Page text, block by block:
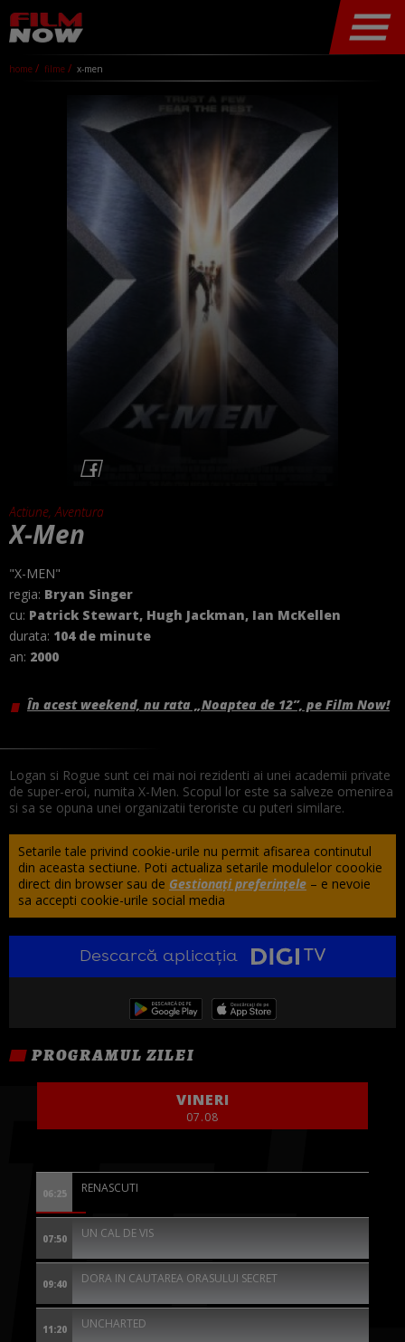
home filme x-men
Actiune, Aventura
X-Men
"X-MEN"
regia: Bryan Singer
cu: Patrick Stewart, Hugh Jackman, Ian McKellen
durata: 104 de minute
an: 2000
În acest weekend, nu rata „Noaptea de 12”, pe Film Now!
Logan si Rogue sunt cei mai noi rezidenti ai unei academii private
de super-eroi, numita X-Men. Scopul lor este sa salveze omenirea
si sa se opuna unei organizatii teroriste cu puteri similare.
Setarile tale privind cookie-urile nu permit afisarea continutul
din aceasta sectiune. Poti actualiza setarile modulelor coookie
direct din browser sau de Gestionați preferințele – e nevoie
sa accepti cookie-urile social media
Descarcă aplicația
PROGRAMUL ZILEI
VINERI
07.08
06:25 RENASCUTI
07:50 UN CAL DE VIS
09:40 DORA IN CAUTAREA ORASULUI SECRET
11:20 UNCHARTED